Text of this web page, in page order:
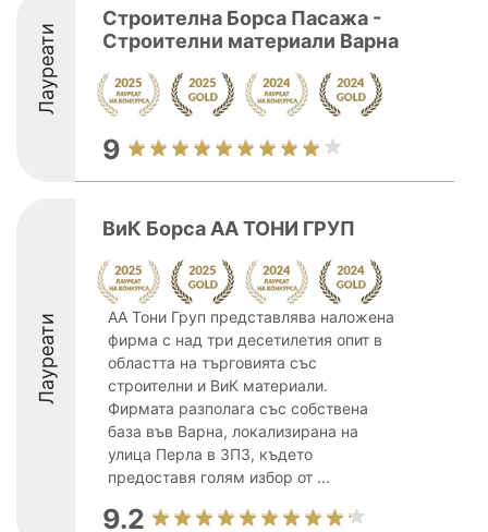
Лауреати
Строителна Борса Пасажа -
Строителни материали Варна
9
Лауреати
ВиК Борса АА ТОНИ ГРУП
АА Тони Груп представлява наложена
фирма с над три десетилетия опит в
областта на търговията със
строителни и ВиК материали.
Фирмата разполага със собствена
база във Варна, локализирана на
улица Перла в ЗПЗ, където
предоставя голям избор от ...
9.2